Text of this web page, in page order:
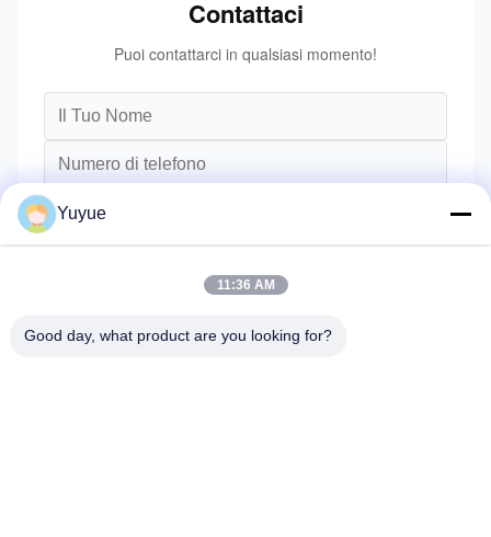
Contattaci
Puoi contattarci in qualsiasi momento!
Yuyue
11:36 AM
Good day, what product are you looking for?